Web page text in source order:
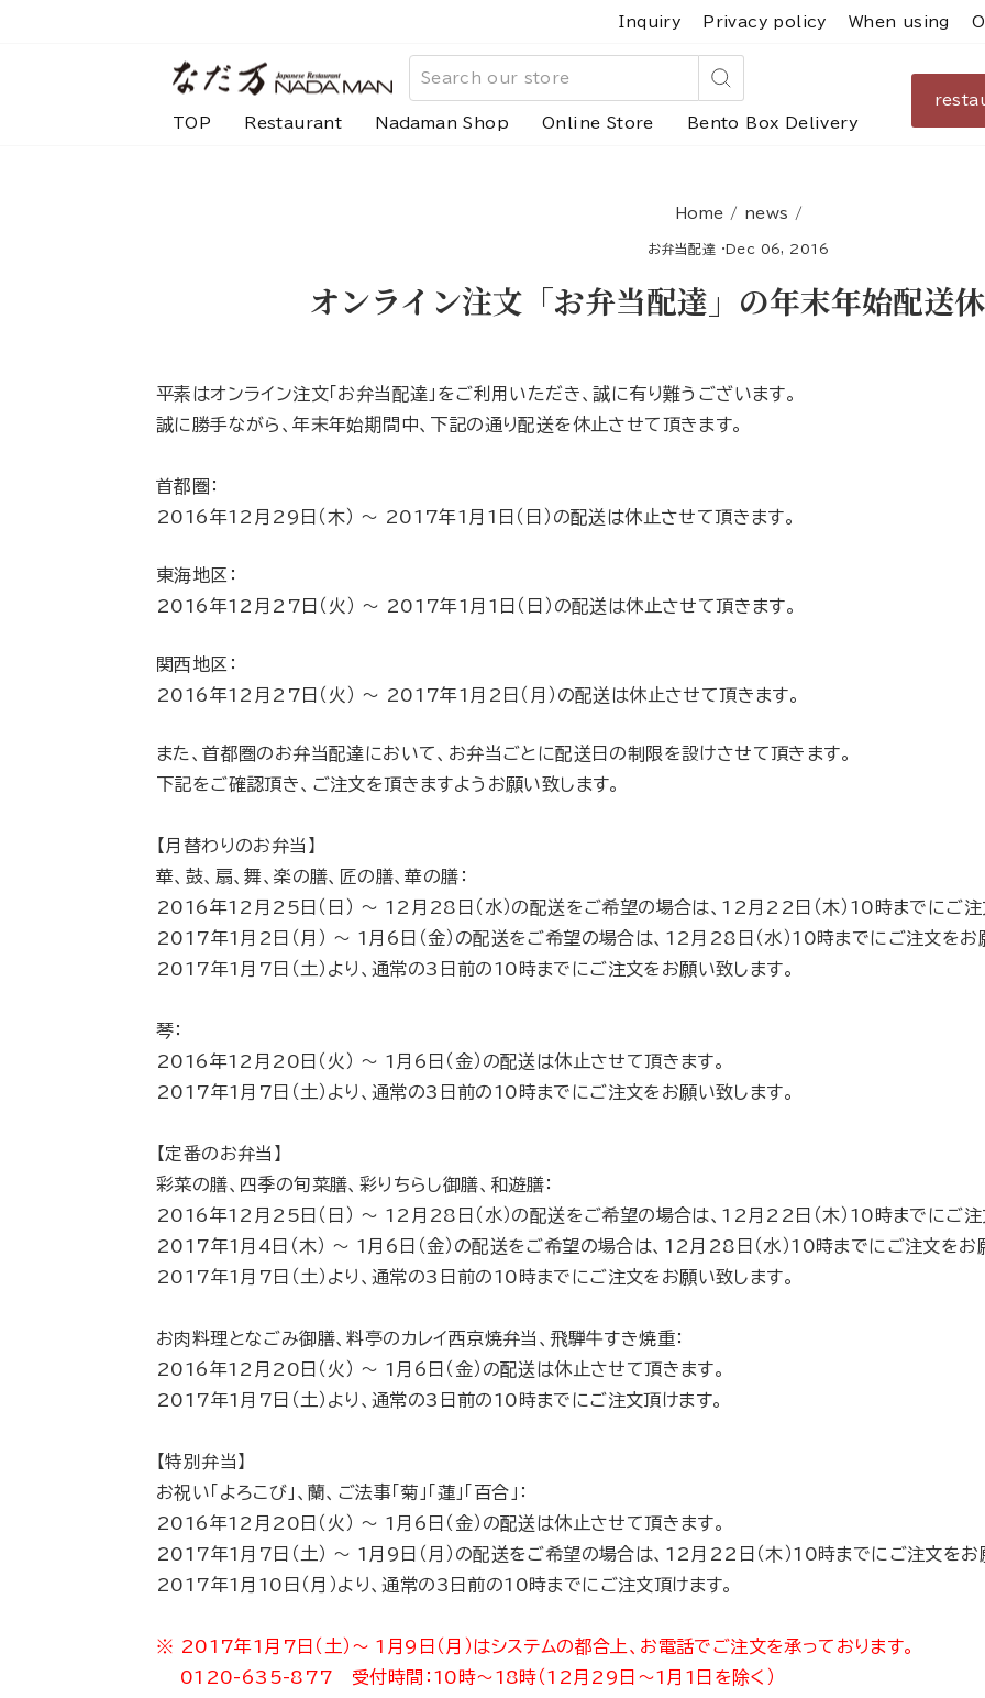
Inquiry Privacy policy When using
Search
TOP Restaurant Nadaman Shop Online Store Bento Box Delivery
Home / news /
お弁当配達 ·Dec 06, 2016
オンライン注文「お弁当配達」の年末年始配送
平素はオンライン注文「お弁当配達」をご利用いただき、誠に有り難うございます。
誠に勝手ながら、年末年始期間中、下記の通り配送を休止させて頂きます。
首都圏：
2016年12月29日（木） 〜 2017年1月1日（日）の配送は休止させて頂きます。
東海地区：
2016年12月27日（火） 〜 2017年1月1日（日）の配送は休止させて頂きます。
関西地区：
2016年12月27日（火） 〜 2017年1月2日（月）の配送は休止させて頂きます。
また、首都圏のお弁当配達において、お弁当ごとに配送日の制限を設けさせて頂きます。
下記をご確認頂き、ご注文を頂きますようお願い致します。
【月替わりのお弁当】
華、鼓、扇、舞、楽の膳、匠の膳、華の膳：
2016年12月25日（日） 〜 12月28日（水）の配送をご希望の場合は、12月22日（木）10時までにご注
2017年1月2日（月） 〜 1月6日（金）の配送をご希望の場合は、12月28日（水）10時までにご注文をお
2017年1月7日（土）より、通常の3日前の10時までにご注文をお願い致します。
琴：
2016年12月20日（火） 〜 1月6日（金）の配送は休止させて頂きます。
2017年1月7日（土）より、通常の3日前の10時までにご注文をお願い致します。
【定番のお弁当】
彩菜の膳、四季の旬菜膳、彩りちらし御膳、和遊膳：
2016年12月25日（日） 〜 12月28日（水）の配送をご希望の場合は、12月22日（木）10時までにご注
2017年1月4日（木） 〜 1月6日（金）の配送をご希望の場合は、12月28日（水）10時までにご注文をお
2017年1月7日（土）より、通常の3日前の10時までにご注文をお願い致します。
お肉料理となごみ御膳、料亭のカレイ西京焼弁当、飛騨牛すき焼重：
2016年12月20日（火） 〜 1月6日（金）の配送は休止させて頂きます。
2017年1月7日（土）より、通常の3日前の10時までにご注文頂けます。
【特別弁当】
お祝い「よろこび」、蘭、ご法事「菊」「蓮」「百合」：
2016年12月20日（火） 〜 1月6日（金）の配送は休止させて頂きます。
2017年1月7日（土） 〜 1月9日（月）の配送をご希望の場合は、12月22日（木）10時までにご注文をお
2017年1月10日（月）より、通常の3日前の10時までにご注文頂けます。
※ 2017年1月7日（土）〜 1月9日（月）はシステムの都合上、お電話でご注文を承っております。
0120-635-877 受付時間：10時～18時（12月29日～1月1日を除く）